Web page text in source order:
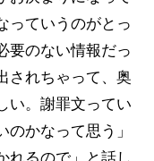
っていうのがとっ
要のない情報だっ
されちゃって、奥
い。謝罪文ってい
かなって思う」
れるので」と話し